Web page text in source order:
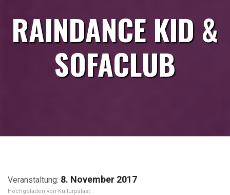
RAINDANCE KID &
SOFACLUB
8. November 2017
Kulturpalast